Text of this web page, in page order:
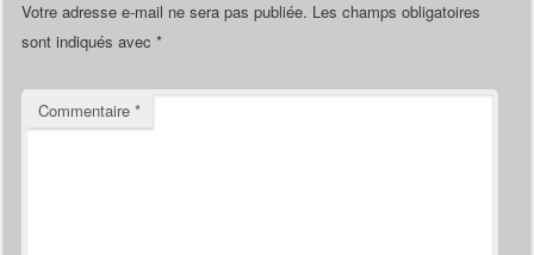
Votre adresse e-mail ne sera pas publiée. Les champs obligatoires
sont indiqués avec *
Commentaire *